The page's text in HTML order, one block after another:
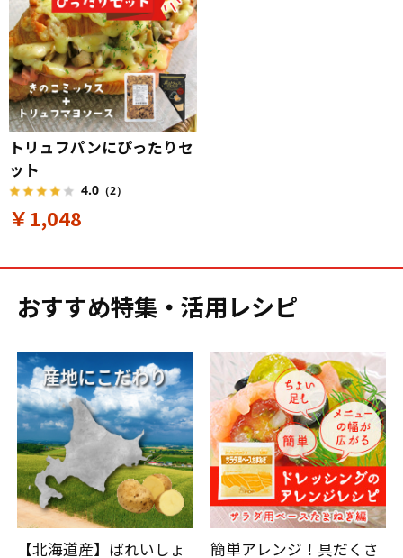
トリュフパンにぴったりセ
ット
4.0 （2）
￥1,048
おすすめ特集・活用レシピ
【北海道産】ばれいしょ
簡単アレンジ！具だくさ